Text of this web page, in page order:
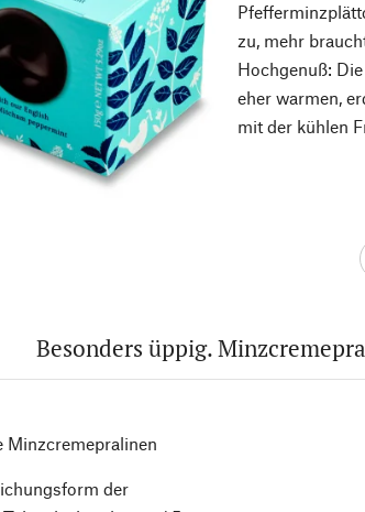
zu, mehr
Hochgenuß:
eher warmen,
mit der kühlen
Besonders üppig.
Minzcremepralinen
der